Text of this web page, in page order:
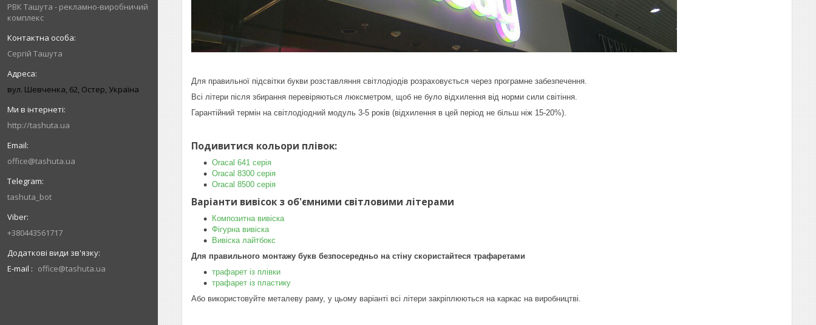
РВК Ташута - рекламно-виробничий
комплекс
Сергій Ташута
вул. Шевченка, 62, Остер, Україна
http://tashuta.ua
office@tashuta.ua
tashuta_bot
+380443561717
E-mail office@tashuta.ua
Для правильної підсвітки букви розставляння світлодіодів розраховується через програмне забезпечення.
Всі літери після збирання перевіряються люксметром, щоб не було відхилення від норми сили світіння.
Гарантійний термін на світлодіодний модуль 3-5 років (відхилення в цей період не більш ніж 15-20%).
Подивитися кольори плівок:
Oracal 641 серія
Oracal 8300 серія
Oracal 8500 серія
Варіанти вивісок з об'ємними світловими літерами
Композитна вивіска
Фігурна вивіска
Вивіска лайтбокс
Для правильного монтажу букв безпосередньо на стіну скористайтеся трафаретами
трафарет із плівки
трафарет із пластику
Або використовуйте металеву раму, у цьому варіанті всі літери закріплюються на каркас на виробництві.